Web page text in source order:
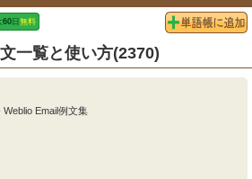
一覧と使い方(2370)
Weblio Email例文集